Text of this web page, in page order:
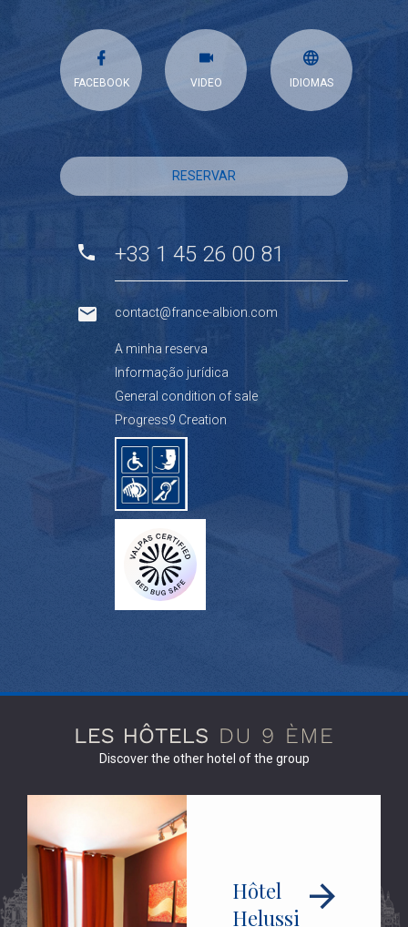
FACEBOOK VIDEO IDIOMAS
RESERVAR
+33 1 45 26 00 81
contact@france-albion.com
A minha reserva
Informação jurídica
General condition of sale
Progress9 Creation
Discover the other hotel of the group
Hôtel
Helussi